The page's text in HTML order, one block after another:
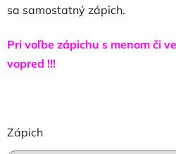
sa samostatný zápich.
Pri voľbe zápichu s menom či
vopred !!!
Zápich